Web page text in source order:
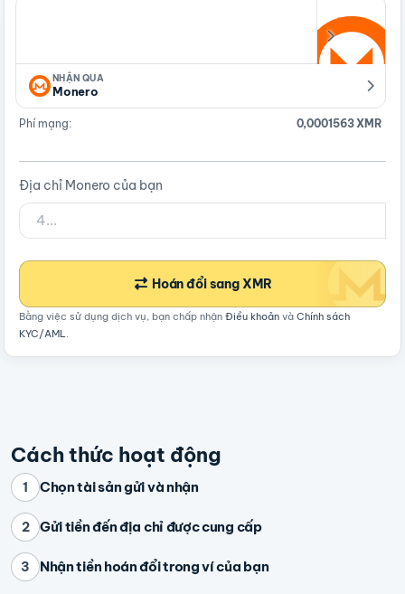
NHẬN QUA
Monero
Phí mạng: 0,0001563 XMR
Địa chỉ Monero của bạn
Hoán đổi sang XMR
Bằng việc sử dụng dịch vụ, bạn chấp nhận Điều khoản và Chính sách
KYC/AML.
Cách thức hoạt động
1 Chọn tài sản gửi và nhận
2 Gửi tiền đến địa chỉ được cung cấp
3 Nhận tiền hoán đổi trong ví của bạn